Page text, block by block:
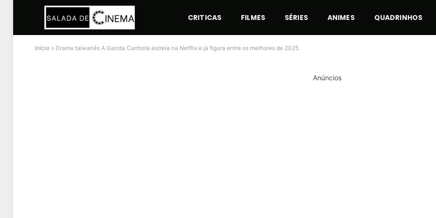
CRITICAS FILMES SÉRIES ANIMES QUADRINHOS
Início » Drama taiwanês A Garota Canhota estreia na Netflix e já figura entre os melhores de 2025
Anúncios